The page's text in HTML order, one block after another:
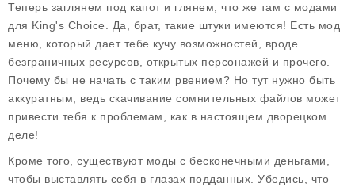
Теперь заглянем под капот и глянем, что же там с модами
для King's Choice . Да, брат, такие штуки имеются! Есть мод
меню, который дает тебе кучу возможностей, вроде
безграничных ресурсов, открытых персонажей и прочего.
Почему бы не начать с таким рвением? Но тут нужно быть
аккуратным, ведь скачивание сомнительных файлов может
привести тебя к проблемам, как в настоящем дворецком
деле!
Кроме того, существуют моды с бесконечными деньгами
чтобы выставлять себя в глазах подданных. Убедись, что